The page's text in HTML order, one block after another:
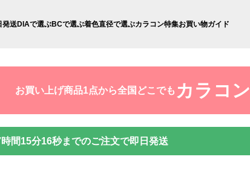
発送DIAで選ぶBCで選ぶ着色直径で選ぶカラコン特集お買い物ガイド
お買い上げ商品1点から全国どこでも カラコ
間15分15秒までのご注文で即日発送